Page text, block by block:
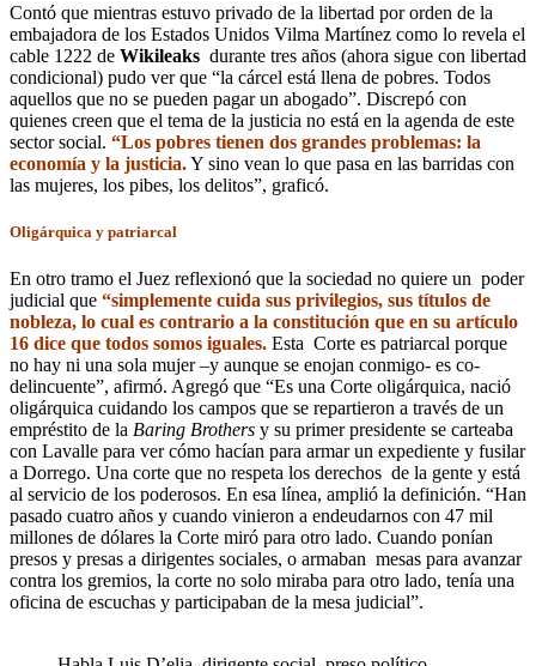
Contó que mientras estuvo privado de la libertad por orden de la
embajadora de los Estados Unidos Vilma Martínez como lo revela el
cable 1222 de Wikileaks durante tres años (ahora sigue con libertad
condicional) pudo ver que “la cárcel está llena de pobres. Todos
aquellos que no se pueden pagar un abogado”. Discrepó con
quienes creen que el tema de la justicia no está en la agenda de este
sector social. “Los pobres tienen dos grandes problemas: la
economía y la justicia.Y sino vean lo que pasa en las barridas con
las mujeres, los pibes, los delitos”, graficó.
Oligárquica y patriarcal
En otro tramo el Juez reflexionó que la sociedad no quiere un poder
judicial que “simplemente cuida sus privilegios, sus títulos de
nobleza, lo cual es contrario a la constitución que en su artículo
16 dice que todos somos iguales. Esta Corte es patriarcal porque
no hay ni una sola mujer –y aunque se enojan conmigo- es co-
delincuente”, afirmó. Agregó que “Es una Corte oligárquica, nació
oligárquica cuidando los campos que se repartieron a través de un
empréstito de la Baring Brothers y su primer presidente se carteaba
con Lavalle para ver cómo hacían para armar un expediente y fusilar
a Dorrego. Una corte que no respeta los derechos de la gente y está
al servicio de los poderosos. En esa línea, amplió la definición. “Han
pasado cuatro años y cuando vinieron a endeudarnos con 47 mil
millones de dólares la Corte miró para otro lado. Cuando ponían
presos y presas a dirigentes sociales, o armaban mesas para avanzar
contra los gremios, la corte no solo miraba para otro lado, tenía una
oficina de escuchas y participaban de la mesa judicial”.